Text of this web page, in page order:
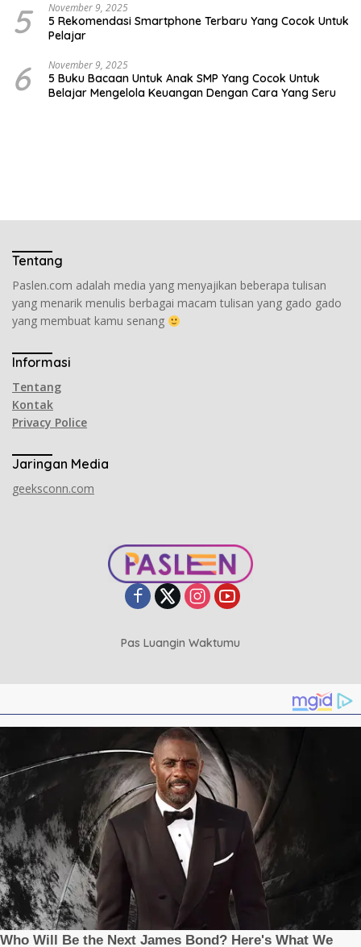
5 November 9, 2025
5 Rekomendasi Smartphone Terbaru Yang Cocok Untuk
Pelajar
6 November 9, 2025
5 Buku Bacaan Untuk Anak SMP Yang Cocok Untuk
Belajar Mengelola Keuangan Dengan Cara Yang Seru
Tentang
Paslen.com adalah media yang menyajikan beberapa tulisan
yang menarik menulis berbagai macam tulisan yang gado gado
yang membuat kamu senang
Informasi
Tentang
Kontak
Privacy Police
Jaringan Media
geeksconn.com
Pas Luangin Waktumu